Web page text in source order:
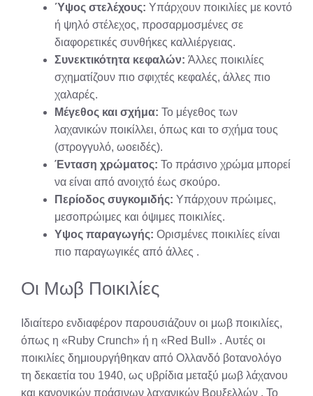
Ύψος στελέχους: Υπάρχουν ποικιλίες με κοντό
ή ψηλό στέλεχος, προσαρμοσμένες σε
διαφορετικές συνθήκες καλλιέργειας.
Συνεκτικότητα κεφαλών: Άλλες ποικιλίες
σχηματίζουν πιο σφιχτές κεφαλές, άλλες πιο
χαλαρές.
Μέγεθος και σχήμα: Το μέγεθος των
λαχανικών ποικίλλει, όπως και το σχήμα τους
(στρογγυλό, ωοειδές).
Ένταση χρώματος: Το πράσινο χρώμα μπορεί
να είναι από ανοιχτό έως σκούρο.
Περίοδος συγκομιδής: Υπάρχουν πρώιμες,
μεσοπρώιμες και όψιμες ποικιλίες.
Υψος παραγωγής: Ορισμένες ποικιλίες είναι
πιο παραγωγικές από άλλες .
Οι Μωβ Ποικιλίες
Ιδιαίτερο ενδιαφέρον παρουσιάζουν οι μωβ ποικιλίες,
όπως η «Ruby Crunch» ή η «Red Bull» . Αυτές οι
ποικιλίες δημιουργήθηκαν από Ολλανδό βοτανολόγο
τη δεκαετία του 1940, ως υβρίδια μεταξύ μωβ λάχανου
και κανονικών πράσινων λαχανικών Βρυξελλών . Το